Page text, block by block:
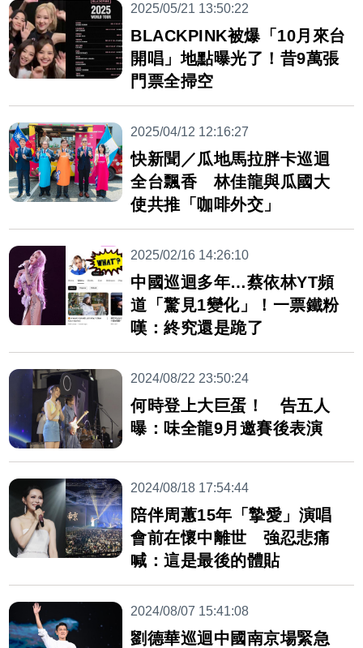
2025/05/21 13:50:22
BLACKPINK被爆「10月來台
開唱」地點曝光了！昔9萬張
門票全掃空
2025/04/12 12:16:27
快新聞／瓜地馬拉胖卡巡迴
全台飄香 林佳龍與瓜國大
使共推「咖啡外交」
2025/02/16 14:26:10
中國巡迴多年…蔡依林YT頻
道「驚見1變化」！一票鐵粉
嘆：終究還是跪了
2024/08/22 23:50:24
何時登上大巨蛋！ 告五人
曝：味全龍9月邀賽後表演
2024/08/18 17:54:44
陪伴周蕙15年「摯愛」演唱
會前在懷中離世 強忍悲痛
喊：這是最後的體貼
2024/08/07 15:41:08
劉德華巡迴中國南京場緊急